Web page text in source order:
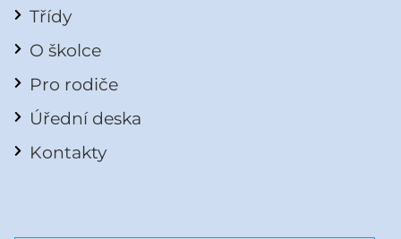
Třídy
O školce
Pro rodiče
Úřední deska
Kontakty